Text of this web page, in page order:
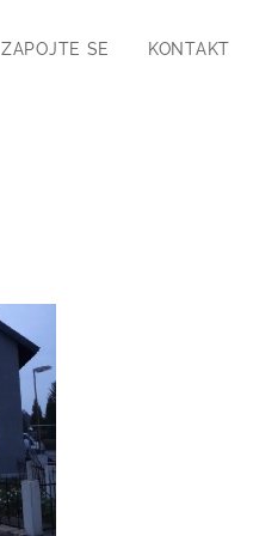
ZAPOJTE SE KONTAKT